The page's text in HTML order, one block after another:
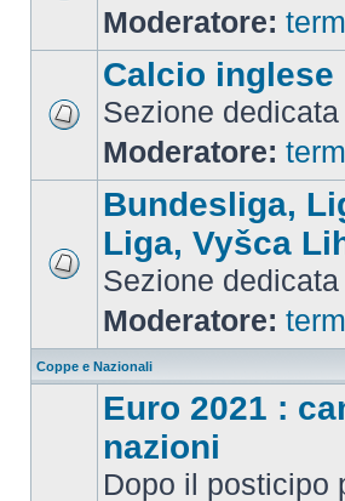
Moderatore:
Calcio inglese
Sezione
Moderatore:
Bundesliga,
Liga, Vyšca
Sezione
Moderatore:
Coppe e Nazionali
Euro 2021 :
nazioni
Dopo il posticipo